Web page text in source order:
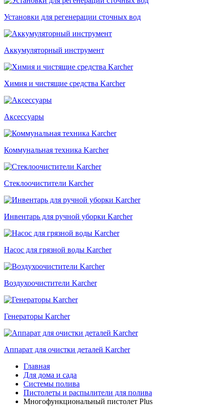
Установки для регенерации сточных вод
Аккумуляторный инструмент
Химия и чистящие средства Karcher
Аксессуары
Коммунальная техника Karcher
Стеклоочистители Karcher
Инвентарь для ручной уборки Karcher
Насос для грязной воды Karcher
Воздухоочистители Karcher
Генераторы Karcher
Аппарат для очистки деталей Karcher
Главная
Для дома и сада
Системы полива
Пистолеты и распылители для полива
Многофункциональный пистолет Plus